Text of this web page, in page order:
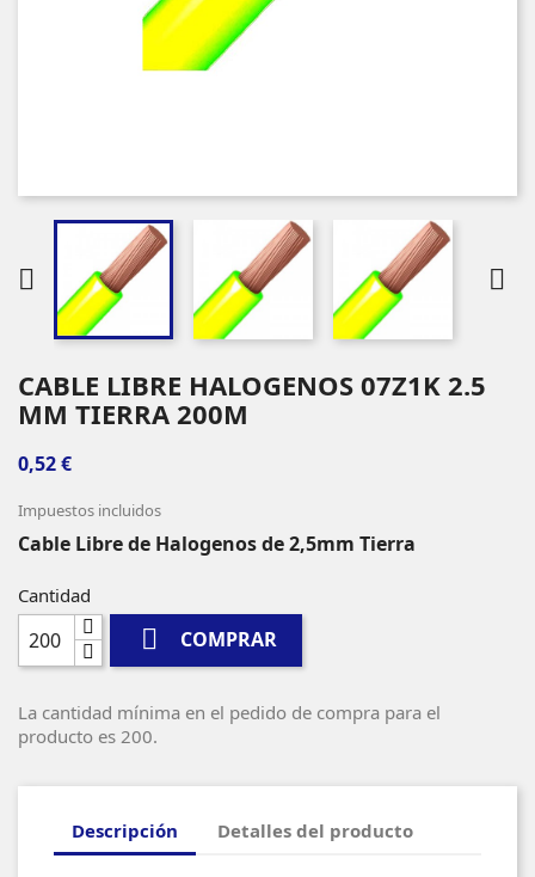
 
CABLE LIBRE HALOGENOS 07Z1K 2.5
MM TIERRA 200M
0,52 €
Impuestos incluidos
Cable Libre de Halogenos de 2,5mm Tierra
Cantidad
 COMPRAR
La cantidad mínima en el pedido de compra para el
producto es 200.
Descripción Detalles del producto